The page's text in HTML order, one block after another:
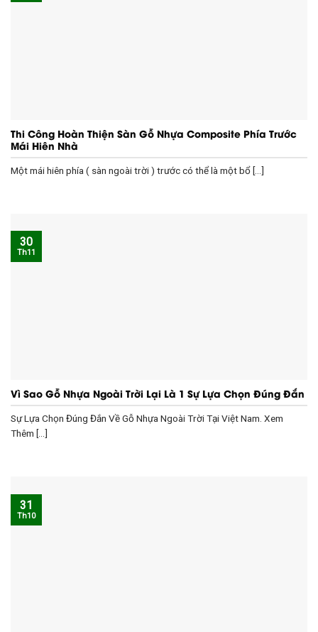
Thi Công Hoàn Thiện Sàn Gỗ Nhựa Composite Phía Trước
Mái Hiên Nhà
Một mái hiên phía ( sàn ngoài trời ) trước có thể là một bổ [...]
Vì Sao Gỗ Nhựa Ngoài Trời Lại Là 1 Sự Lựa Chọn Đúng Đắn
Sự Lựa Chọn Đúng Đắn Về Gỗ Nhựa Ngoài Trời Tại Việt Nam. Xem
Thêm [...]
30
Th11
31
Th10